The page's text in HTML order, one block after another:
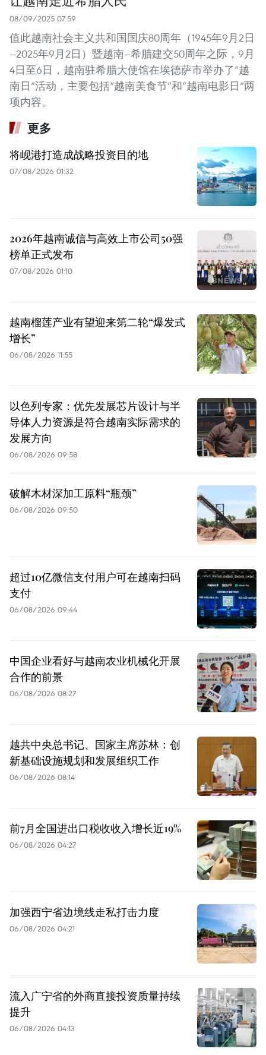
08/09/2025 07:59
值此越南社会主义共和国国庆80周年（1945年9月2日
—2025年9月2日）暨越南—希腊建交50周年之际，9月
4日至6日，越南驻希腊大使馆在埃德萨市举办了“越
南日”活动，主要包括“越南美食节”和“越南电影日”两
项内容。
更多
将岘港打造成战略投资目的地
07/08/2026 01:32
2026年越南诚信与高效上市公司50强
榜单正式发布
07/08/2026 01:10
越南榴莲产业有望迎来第二轮“爆发式
增长”
06/08/2026 11:55
以色列专家：优先发展芯片设计与半
导体人力资源是符合越南实际需求的
发展方向
06/08/2026 09:58
破解木材深加工原料“瓶颈”
06/08/2026 09:50
超过10亿微信支付用户可在越南扫码
支付
06/08/2026 09:44
中国企业看好与越南农业机械化开展
合作的前景
06/08/2026 08:27
越共中央总书记、国家主席苏林：创
新基础设施规划和发展组织工作
06/08/2026 08:14
前7月全国进出口税收收入增长近19%
06/08/2026 04:27
加强西宁省边境线走私打击力度
06/08/2026 04:21
流入广宁省的外商直接投资质量持续
提升
06/08/2026 04:13